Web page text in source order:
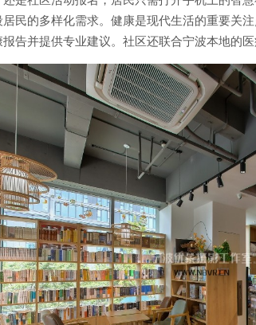
民的多样化需求。健康是现代生活的重要关
告并提供专业建议。社区还联合宁波本地的